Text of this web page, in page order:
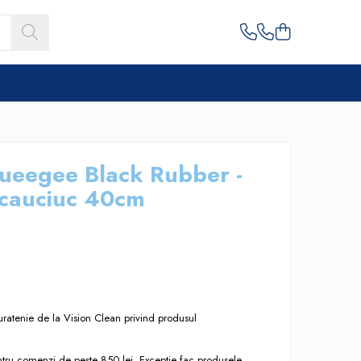
Black Rubber -
40cm
de la Vision Clean privind produsul